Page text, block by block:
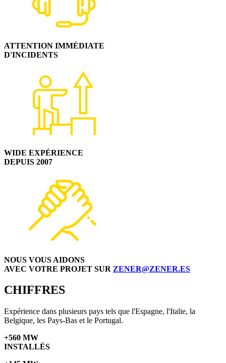
ATTENTION IMMÉDIATE
D'INCIDENTS
WIDE EXPÉRIENCE
DEPUIS 2007
NOUS VOUS AIDONS
AVEC VOTRE PROJET SUR ZENER@ZENER.ES
CHIFFRES
Expérience dans plusieurs pays tels que l'Espagne, l'Italie, la
Belgique, les Pays-Bas et le Portugal.
+560 MW
INSTALLÉS